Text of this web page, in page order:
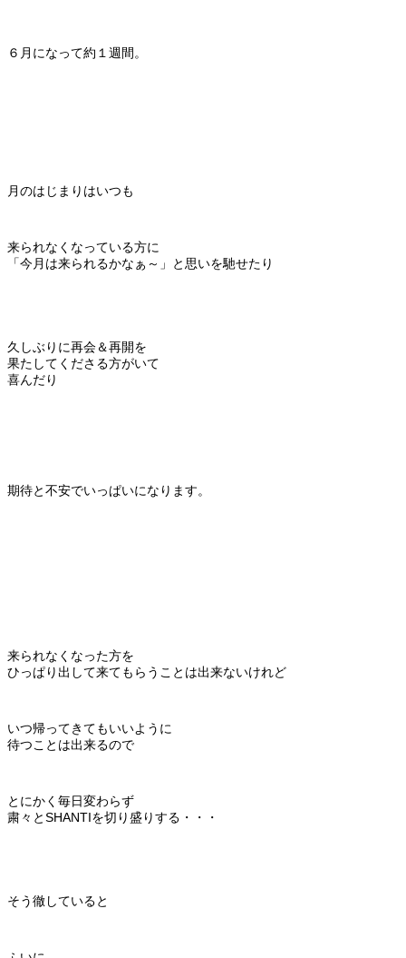
６月になって約１週間。
月のはじまりはいつも
来られなくなっている方に
「今月は来られるかなぁ～」と思いを馳せたり
久しぶりに再会＆再開を
果たしてくださる方がいて
喜んだり
期待と不安でいっぱいになります。
来られなくなった方を
ひっぱり出して来てもらうことは出来ないけれど
いつ帰ってきてもいいように
待つことは出来るので
とにかく毎日変わらず
粛々とSHANTIを切り盛りする・・・
そう徹していると